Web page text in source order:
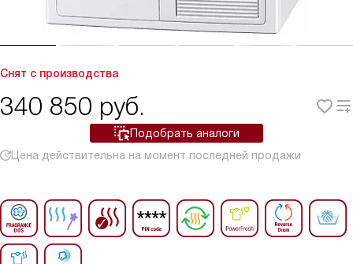
Снят с производства
340 850 руб.
Подобрать аналоги
Цена действительна на момент последней продажи